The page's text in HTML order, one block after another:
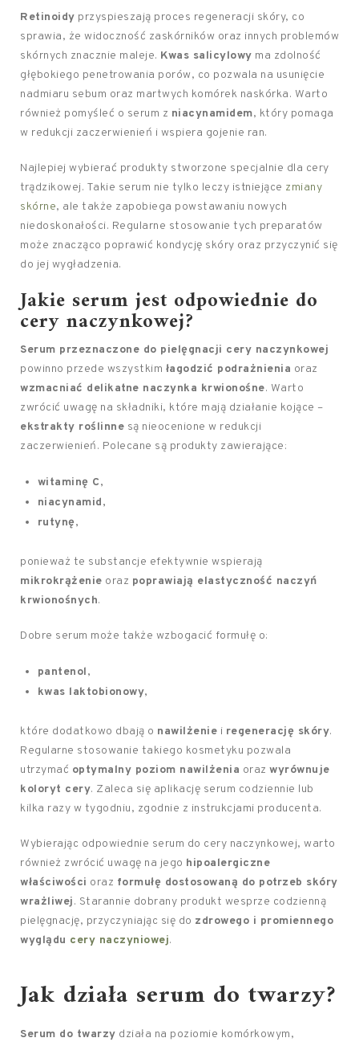
Retinoidy przyspieszają proces regeneracji skóry, co
sprawia, że widoczność zaskórników oraz innych problemów
skórnych znacznie maleje. Kwas salicylowy ma zdolność
głębokiego penetrowania porów, co pozwala na usunięcie
nadmiaru sebum oraz martwych komórek naskórka. Warto
również pomyśleć o serum z niacynamidem, który pomaga
w redukcji zaczerwienień i wspiera gojenie ran.
Najlepiej wybierać produkty stworzone specjalnie dla cery
trądzikowej. Takie serum nie tylko leczy istniejące zmiany
skórne, ale także zapobiega powstawaniu nowych
niedoskonałości. Regularne stosowanie tych preparatów
może znacząco poprawić kondycję skóry oraz przyczynić się
do jej wygładzenia.
Jakie serum jest odpowiednie do
cery naczynkowej?
Serum przeznaczone do pielęgnacji cery naczynkowej
powinno przede wszystkim łagodzić podrażnienia oraz
wzmacniać delikatne naczynka krwionośne. Warto
zwrócić uwagę na składniki, które mają działanie kojące –
ekstrakty roślinne są nieocenione w redukcji
zaczerwienień. Polecane są produkty zawierające:
witaminę C,
niacynamid,
rutynę,
ponieważ te substancje efektywnie wspierają
mikrokrążenie oraz poprawiają elastyczność naczyń
krwionośnych.
Dobre serum może także wzbogacić formułę o:
pantenol,
kwas laktobionowy,
które dodatkowo dbają o nawilżenie i regenerację skóry.
Regularne stosowanie takiego kosmetyku pozwala
utrzymać optymalny poziom nawilżenia oraz wyrównuje
koloryt cery. Zaleca się aplikację serum codziennie lub
kilka razy w tygodniu, zgodnie z instrukcjami producenta.
Wybierając odpowiednie serum do cery naczynkowej, warto
również zwrócić uwagę na jego hipoalergiczne
właściwości oraz formułę dostosowaną do potrzeb skóry
wrażliwej. Starannie dobrany produkt wesprze codzienną
pielęgnację, przyczyniając się do zdrowego i promiennego
wyglądu cery naczyniowej.
Jak działa serum do twarzy?
Serum do twarzy działa na poziomie komórkowym,